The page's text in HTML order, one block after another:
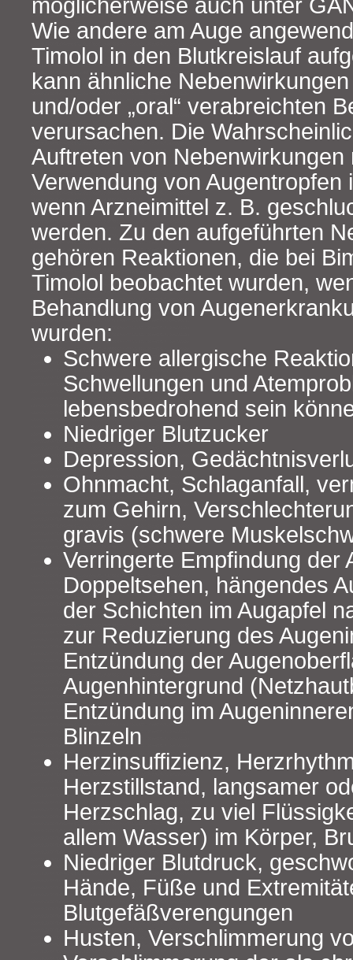
möglicherweise auch unter
Wie andere am Auge
Timolol in den Blutkreislauf
kann ähnliche
und/oder „oral“ verabreichten
verursachen. Die
Auftreten von Nebenwirkungen
Verwendung von Augentropfen
wenn Arzneimittel z. B.
werden. Zu den aufgeführten
gehören Reaktionen, die bei
Timolol beobachtet wurden,
Behandlung von
wurden:
Schwere allergische
Schwellungen und
lebensbedrohend sein
Niedriger Blutzucker
Depression,
Ohnmacht, Schlaganfall,
zum Gehirn,
gravis (schwere
Verringerte Empfindung der
Doppeltsehen, hängendes
der Schichten im Augapfel
zur Reduzierung des
Entzündung der
Augenhintergrund
Entzündung im
Blinzeln
Herzinsuffizienz,
Herzstillstand, langsamer
Herzschlag, zu viel
allem Wasser) im Körper,
Niedriger Blutdruck,
Hände, Füße und
Blutgefäßverengungen
Husten, Verschlimmerung